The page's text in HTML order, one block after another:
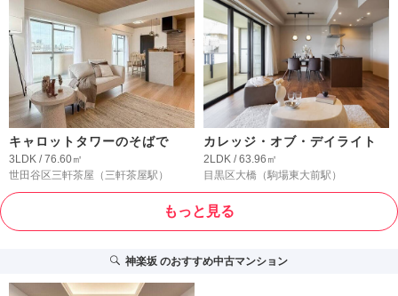
キャロットタワーのそばで
3LDK / 76.60㎡
世田谷区三軒茶屋 （三軒茶屋駅）
カレッジ・オブ・デイライト
2LDK / 63.96㎡
目黒区大橋 （駒場東大前駅）
もっと見る
神楽坂 のおすすめ中古マンション